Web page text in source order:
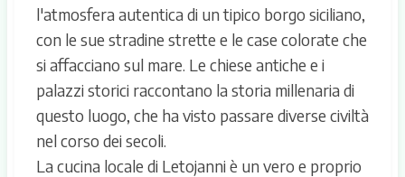
l'atmosfera autentica di un tipico borgo siciliano,
con le sue stradine strette e le case colorate che
si affacciano sul mare. Le chiese antiche e i
palazzi storici raccontano la storia millenaria di
questo luogo, che ha visto passare diverse civiltà
nel corso dei secoli.
La cucina locale di Letojanni è un vero e proprio